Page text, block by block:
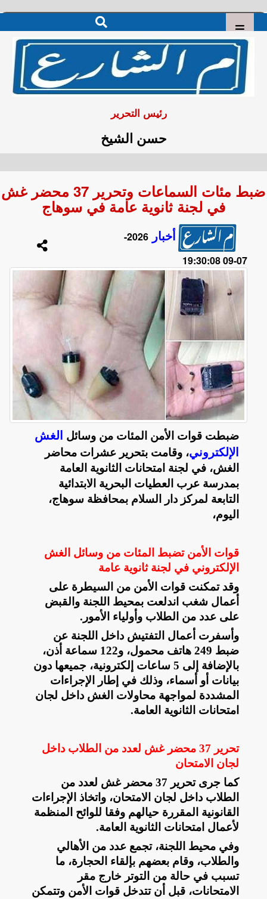
رئيس التحرير
حسن الشيخ
ضبط مئات السماعات وتحرير 37 محضر غش
في لجنة ثانوية عامة في سوهاج
أخبار
2026-
07-09 19:30:08
ضبطت قوات الأمن المئات من وسائل
الغش
الإلكتروني، وقامت بتحرير عشرات محاضر
الغش، في لجنة امتحانات الثانوية العامة
بمدرسة عرب العطيات البحرية الابتدائية
التابعة لمركز دار السلام بمحافظة سوهاج،
اليوم،
قوات الأمن تضبط المئات من وسائل الغش
الإلكتروني في لجنة ثانوية عامة
وقد تمكنت قوات الأمن من السيطرة على
أعمال شغب اندلعت بمحيط اللجنة والقبض
على عدد من الطلاب وأولياء الأمور.
وأسفرت أعمال التفتيش داخل اللجنة عن
ضبط 249 هاتف محمول، و122 سماعة أذن،
بالإضافة إلى 5 ساعات إلكترونية، جميعها دون
بيانات أو أسماء، وذلك في إطار الإجراءات
المشددة لمواجهة محاولات الغش داخل لجان
امتحانات الثانوية العامة.
تحرير 37 محضر غش لعدد من الطلاب داخل
لجان الامتحان
كما جرى تحرير 37 محضر غش لعدد من
الطلاب داخل لجان الامتحان، واتخاذ الإجراءات
القانونية المقررة حيالهم وفقا للوائح المنظمة
لأعمال امتحانات الثانوية العامة.
وفي محيط اللجنة، تجمع عدد من الأهالي
والطلاب، وقام بعضهم بإلقاء الحجارة، ما
تسبب في حالة من التوتر خارج مقر
الامتحانات، قبل أن تتدخل قوات الأمن وتتمكن